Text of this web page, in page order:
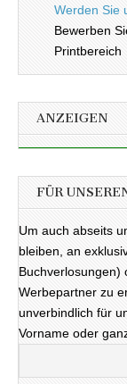
Werden Sie
Bewerben
Printbereich
ANZEIGEN
FÜR
Um auch abseits
bleiben, an
Buchverlosungen)
Werbepartner zu
unverbindlich für
Vorname oder